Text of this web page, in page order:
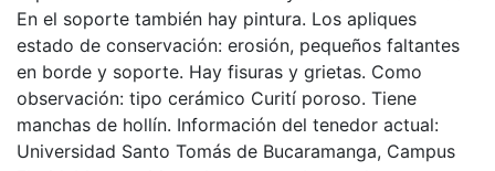
En el soporte también hay pintura. Los apliques
estado de conservación: erosión, pequeños faltantes
en borde y soporte. Hay fisuras y grietas. Como
observación: tipo cerámico Curití poroso. Tiene
manchas de hollín. Información del tenedor actual:
Universidad Santo Tomás de Bucaramanga, Campus